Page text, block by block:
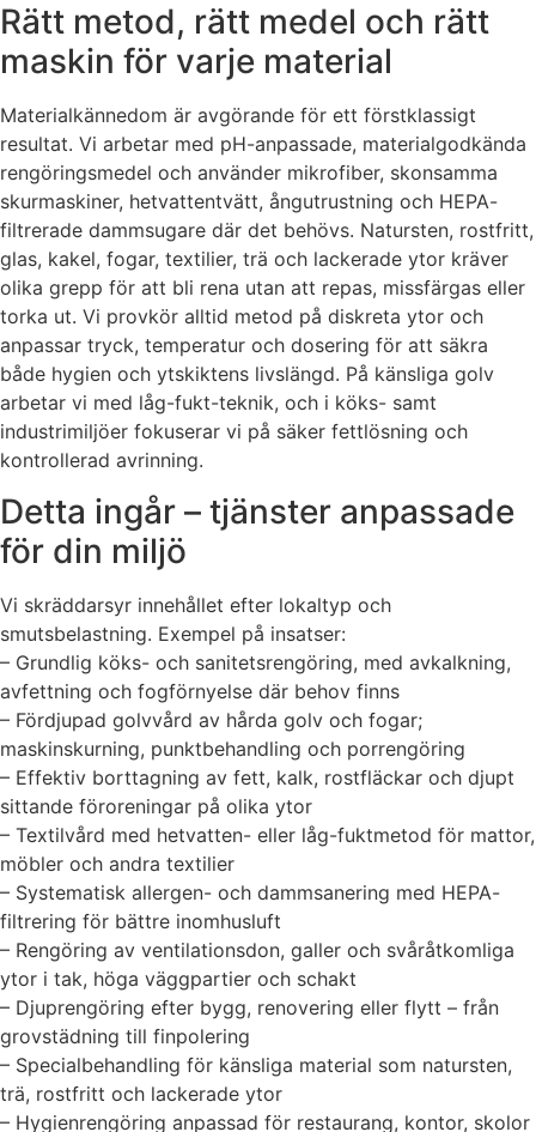
Rätt metod, rätt medel och rätt
maskin för varje material
Materialkännedom är avgörande för ett förstklassigt
resultat. Vi arbetar med pH-anpassade, materialgodkända
rengöringsmedel och använder mikrofiber, skonsamma
skurmaskiner, hetvattentvätt, ångutrustning och HEPA-
filtrerade dammsugare där det behövs. Natursten, rostfritt,
glas, kakel, fogar, textilier, trä och lackerade ytor kräver
olika grepp för att bli rena utan att repas, missfärgas eller
torka ut. Vi provkör alltid metod på diskreta ytor och
anpassar tryck, temperatur och dosering för att säkra
både hygien och ytskiktens livslängd. På känsliga golv
arbetar vi med låg-fukt-teknik, och i köks- samt
industrimiljöer fokuserar vi på säker fettlösning och
kontrollerad avrinning.
Detta ingår – tjänster anpassade
för din miljö
Vi skräddarsyr innehållet efter lokaltyp och
smutsbelastning. Exempel på insatser:
– Grundlig köks- och sanitetsrengöring, med avkalkning,
avfettning och fogförnyelse där behov finns
– Fördjupad golvvård av hårda golv och fogar;
maskinskurning, punktbehandling och porrengöring
– Effektiv borttagning av fett, kalk, rostfläckar och djupt
sittande föroreningar på olika ytor
– Textilvård med hetvatten- eller låg-fuktmetod för mattor,
möbler och andra textilier
– Systematisk allergen- och dammsanering med HEPA-
filtrering för bättre inomhusluft
– Rengöring av ventilationsdon, galler och svåråtkomliga
ytor i tak, höga väggpartier och schakt
– Djuprengöring efter bygg, renovering eller flytt – från
grovstädning till finpolering
– Specialbehandling för känsliga material som natursten,
trä, rostfritt och lackerade ytor
– Hygienrengöring anpassad för restaurang, kontor, skolor